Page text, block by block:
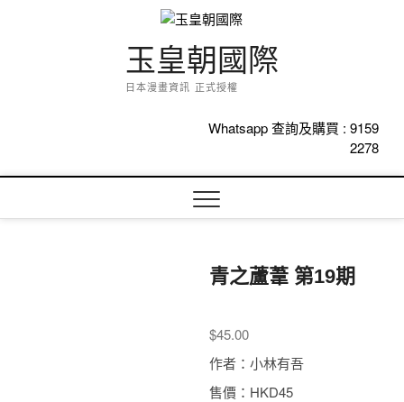
玉皇朝國際
日本漫畫資訊 正式授權
Whatsapp 查詢及購買 : 9159
2278
青之蘆葦 第19期
$45.00
作者：小林有吾
售價：HKD45